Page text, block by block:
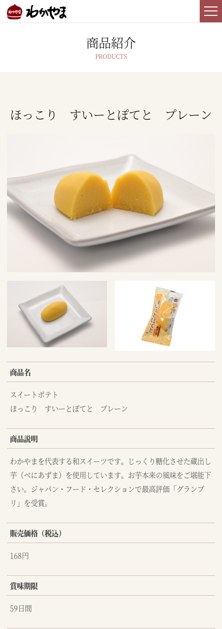
商品紹介
ほっこり すいーとぽてと プレーン
商品名
スイートポテト
ほっこり すいーとぽてと プレーン
商品説明
わかやまを代表する和スイーツです。じっくり糖化させた蔵出し
芋（べにあずま）を使用しています。お芋本来の風味をご堪能下
さい。ジャパン・フード・セレクションで最高評価「グランプ
リ」を受賞。
販売価格（税込）
168円
賞味期限
59日間